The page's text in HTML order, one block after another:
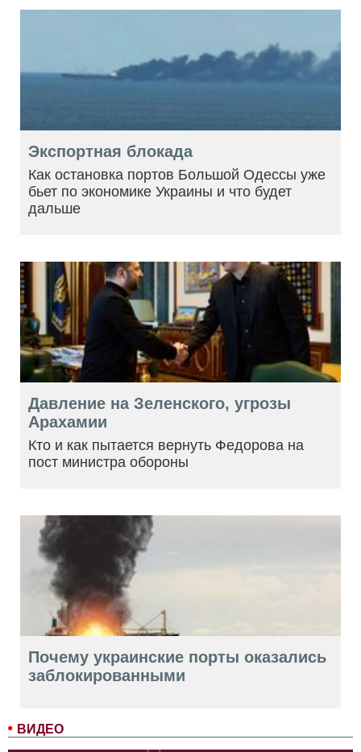
ВИДЕО
Экспортная блокада
Как остановка портов Большой Одессы уже
бьет по экономике Украины и что будет
дальше
Давление на Зеленского, угрозы
Арахамии
Кто и как пытается вернуть Федорова на
пост министра обороны
Почему украинские порты оказались
заблокированными